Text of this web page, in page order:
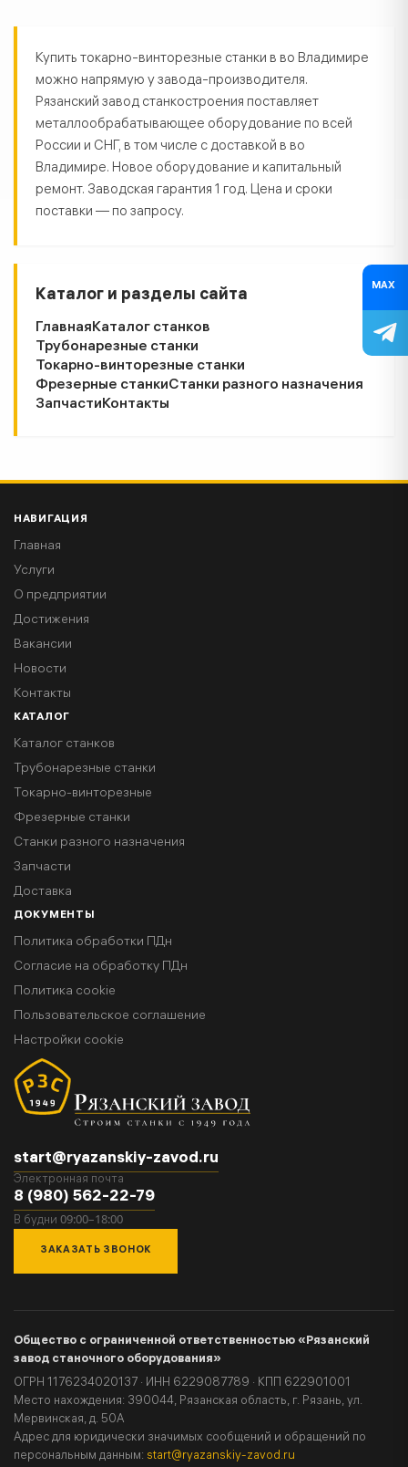
Токарно-винторезные станки во
Купить токарно-винторезные станки в во Владимире
можно напрямую у завода-производителя.
Рязанский завод станкостроения поставляет
металлообрабатывающее оборудование по всей
России и СНГ, в том числе с доставкой в во
Владимире. Новое оборудование и капитальный
ремонт. Заводская гарантия 1 год. Цена и сроки
поставки — по запросу.
Каталог и разделы сайта
ГлавнаяКаталог станков
Трубонарезные станки
Токарно-винторезные станки
Фрезерные станкиСтанки разного назначения
ЗапчастиКонтакты
start@ryazanskiy-zavod.ru
Электронная почта
8 (980) 562-22-79
В будни 09:00–18:00
ЗАКАЗАТЬ ЗВОНОК
НАВИГАЦИЯ
Главная
Услуги
О предприятии
Достижения
Вакансии
Новости
Контакты
КАТАЛОГ
Каталог станков
Трубонарезные станки
Токарно-винторезные
Фрезерные станки
Станки разного назначения
Запчасти
Доставка
ДОКУМЕНТЫ
Политика обработки ПДн
Согласие на обработку ПДн
Политика cookie
Пользовательское соглашение
Настройки cookie
Общество с ограниченной ответственностью «Рязанский
завод станочного оборудования»
ОГРН 1176234020137 · ИНН 6229087789 · КПП 622901001
Место нахождения: 390044, Рязанская область, г. Рязань, ул.
Мервинская, д. 50А
Адрес для юридически значимых сообщений и обращений по
персональным данным: start@ryazanskiy-zavod.ru
MAX